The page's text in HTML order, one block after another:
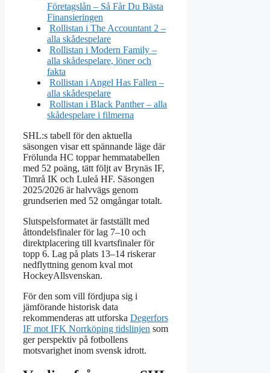
Företagslån – Så Får Du Bästa
Finansieringen
Rollistan i The Accountant 2 –
alla skådespelare
Rollistan i Modern Family –
alla skådespelare, löner och
fakta
Rollistan i Angel Has Fallen –
alla skådespelare
Rollistan i Black Panther – alla
skådespelare i filmerna
SHL:s tabell för den aktuella
säsongen visar ett spännande läge där
Frölunda HC toppar hemmatabellen
med 52 poäng, tätt följt av Brynäs IF,
Timrå IK och Luleå HF. Säsongen
2025/2026 är halvvägs genom
grundserien med 52 omgångar totalt.
Slutspelsformatet är fastställt med
åttondelsfinaler för lag 7–10 och
direktplacering till kvartsfinaler för
topp 6. Lag på plats 13–14 riskerar
nedflyttning genom kval mot
HockeyAllsvenskan.
För den som vill fördjupa sig i
jämförande historisk data
rekommenderas att utforska Degerfors
IF mot IFK Norrköping tidslinjen som
ger perspektiv på fotbollens
motsvarighet inom svensk idrott.